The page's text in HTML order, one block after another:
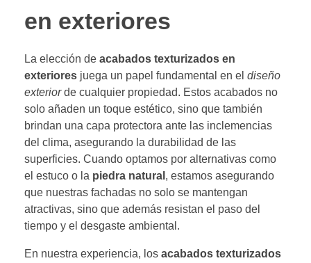
en exteriores
La elección de acabados texturizados en
exteriores juega un papel fundamental en el diseño
exteriorde cualquier propiedad. Estos acabados no
solo añaden un toque estético, sino que también
brindan una capa protectora ante las inclemencias
del clima, asegurando la durabilidad de las
superficies. Cuando optamos por alternativas como
el estuco o la piedra natural , estamos asegurando
que nuestras fachadas no solo se mantengan
atractivas, sino que además resistan el paso del
tiempo y el desgaste ambiental.
En nuestra experiencia, los acabados texturizados